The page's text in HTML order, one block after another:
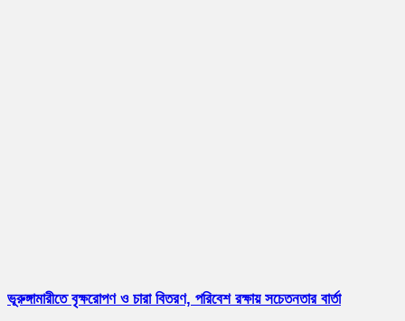
ভূরুঙ্গামারীতে বৃক্ষরোপণ ও চারা বিতরণ, পরিবেশ রক্ষায় সচেতনতার বার্তা